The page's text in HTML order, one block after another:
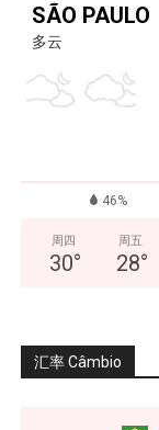
SÃO PAULO
多云
46%
周四
30°
周五
28°
汇率 Câmbio